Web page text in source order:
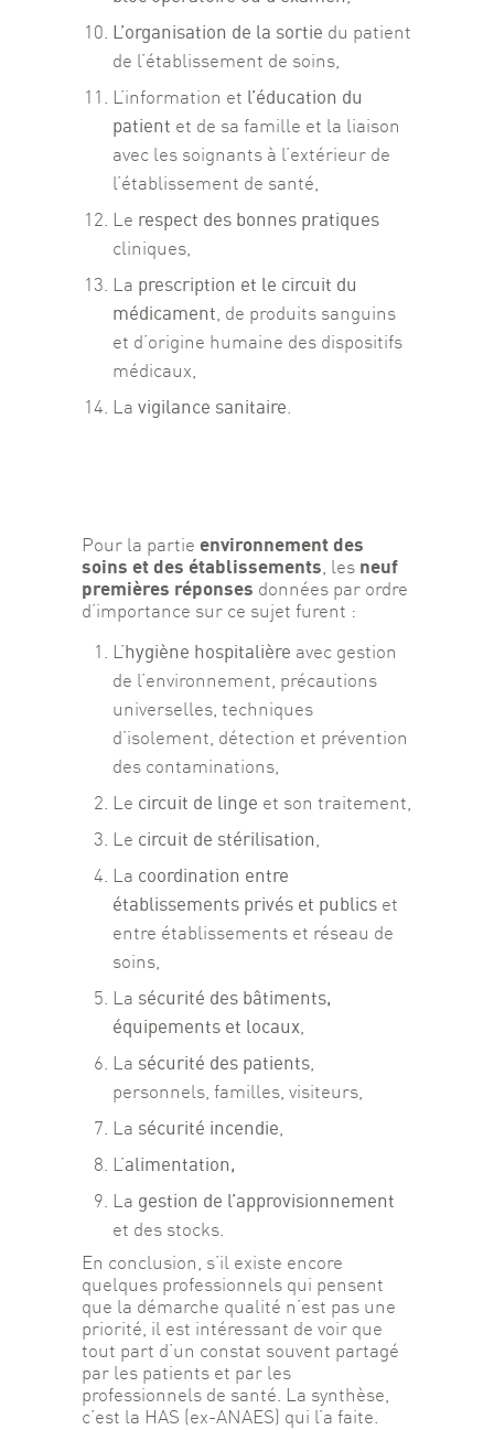
L’organisation de la sortie du patient
de l’établissement de soins,
L’information et l’éducation du
patient et de sa famille et la liaison
avec les soignants à l’extérieur de
l’établissement de santé,
Le respect des bonnes pratiques
cliniques,
La prescription et le circuit du
médicament, de produits sanguins
et d’origine humaine des dispositifs
médicaux,
La vigilance sanitaire.
Pour la partie environnement des
soins et des établissements, les neuf
premières réponses données par ordre
d’importance sur ce sujet furent :
L’hygiène hospitalière avec gestion
de l’environnement, précautions
universelles, techniques
d’isolement, détection et prévention
des contaminations,
Le circuit de linge et son traitement,
Le circuit de stérilisation,
La coordination entre
établissements privés et publics et
entre établissements et réseau de
soins,
La sécurité des bâtiments,
équipements et locaux,
La sécurité des patients,
personnels, familles, visiteurs,
La sécurité incendie,
L’alimentation,
La gestion de l’approvisionnement
et des stocks.
En conclusion, s’il existe encore
quelques professionnels qui pensent
que la démarche qualité n’est pas une
priorité, il est intéressant de voir que
tout part d’un constat souvent partagé
par les patients et par les
professionnels de santé. La synthèse,
c’est la HAS (ex-ANAES) qui l’a faite.